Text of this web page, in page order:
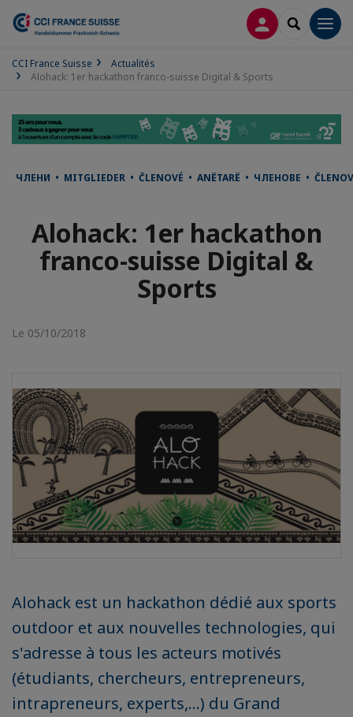
CONNEXION
CCI France Suisse
Actualités
Alohack: 1er hackathon franco-suisse Digital & Sports
ЧЛЕНИ • MITGLIEDER • ČLENOVÉ • ANËTARË • ЧЛЕНОВЕ •
Alohack: 1er hackathon
franco-suisse Digital &
Sports
Le 05/10/2018
Alohack est un hackathon dédié aux sports
outdoor et aux nouvelles technologies, qui
s'adresse à tous les acteurs motivés
(étudiants, chercheurs, entrepreneurs,
intrapreneurs, experts,...) du Grand